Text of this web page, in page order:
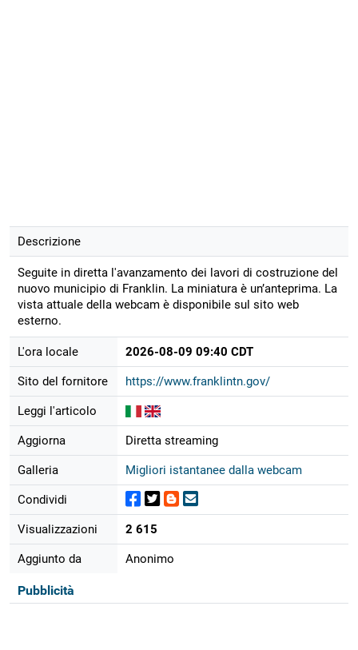
Descrizione
Seguite in diretta l'avanzamento dei lavori di costruzione del
nuovo municipio di Franklin. La miniatura è un’anteprima. La
vista attuale della webcam è disponibile sul sito web
esterno.
L'ora locale 2026-08-09 09:40 CDT
Sito del fornitore https://www.franklintn.gov/
Leggi l'articolo
Aggiorna Diretta streaming
Galleria Migliori istantanee dalla webcam
Condividi
Visualizzazioni 2 615
Aggiunto da Anonimo
Pubblicità